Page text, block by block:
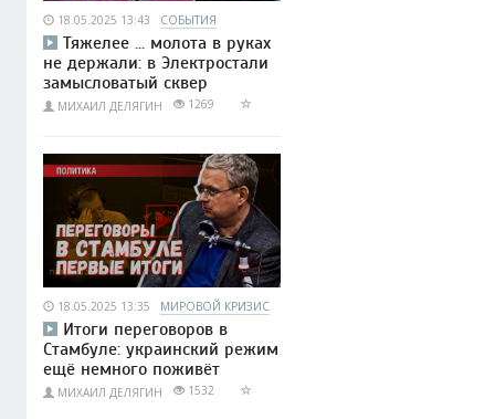
18.05.2025 13:43 СОБЫТИЯ
Тяжелее ... молота в руках
не держали: в Электростали
замысловатый сквер
МИХАИЛ ДЕЛЯГИН 1269
18.05.2025 13:35 МИРОВОЙ КРИЗИС
Итоги переговоров в
Стамбуле: украинский режим
ещё немного поживёт
МИХАИЛ ДЕЛЯГИН 1532